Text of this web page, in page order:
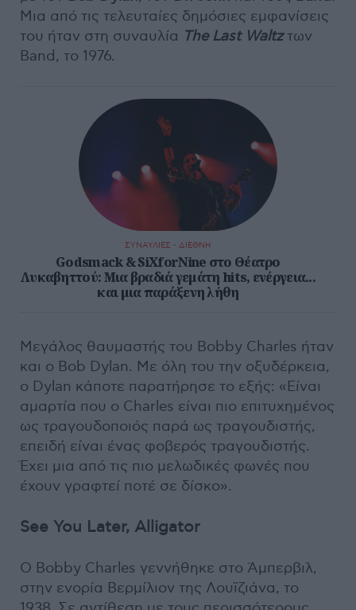
Μια από τις τελευταίες δημόσιες εμφανίσεις
του ήταν στη συναυλία The Last Waltzτων
Band, το 1976.
ΣΥΝΑΥΛΙΕΣ - ΔΙΕΘΝΗ
Godsmack & SiXforNine στο Θέατρο
Λυκαβηττού: Μια βραδιά γεμάτη hits, ενέργεια...
και μια παράξενη λήθη
Μεγάλος θαυμαστής του Bobby Charles ήταν
και ο Bob Dylan. Με όλη του την οξυδέρκεια,
ο Dylan κάποτε παρατήρησε το εξής: «Είναι
αμαρτία που ο Charles είναι πιο επιτυχημένος
ως τραγουδοποιός παρά ως τραγουδιστής,
επειδή είναι ένας φοβερός τραγουδιστής.
Έχει μια από τις πιο μελωδικές φωνές που
έχουν γραφτεί ποτέ σε δίσκο».
See You Later, Alligator
Ο Bobby Charles γεννήθηκε στο Άμπερβιλ,
στην ενορία Βερμίλιον της Λουϊζιάνα, το